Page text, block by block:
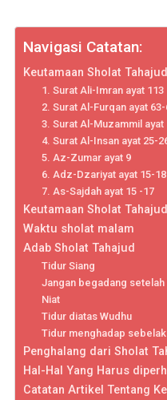
Navigasi Catatan:
Keutamaan Sholat
1. Surat Ali-Imran ayat 113
2. Surat Al-Furqan ayat 63-
3. Surat Al-Muzammil ayat
4. Surat Al-Insan ayat 25-
5. Az-Zumar ayat 9
6. Adz-Dzariyat ayat 15-18
7. As-Sajdah ayat 15 -17
Keutamaan Sholat
Waktu sholat malam
Adab Sholat Tahajud
Tidur Siang
Jangan begadang setelah
Niat
Tidur diatas Wudhu
Tidur menghadap sebelak
Penghalang dari Sholat
Hal-Hal Yang Harus
Catatan Artikel Tentang